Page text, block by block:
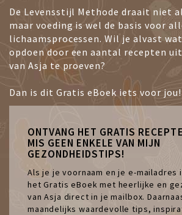
De Levensstijl Methode draait niet
maar voeding is wel de basis voor
lichaamsprocessen. Wil je alvast
opdoen door een aantal recepten
van Asja te proeven?
Dan is dit Gratis eBoek iets voor jou!
ONTVANG HET GRATIS
MIS GEEN ENKELE VAN MIJN
GEZONDHEIDSTIPS!
Als je je voornaam en je e-mailadres
het Gratis eBoek met heerlijke en
van Asja direct in je mailbox.
maandelijks waardevolle tips,